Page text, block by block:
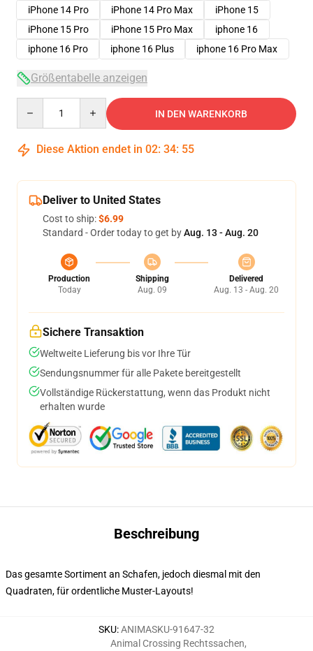
iPhone 14 Pro
iPhone 14 Pro Max
iPhone 15
iPhone 15 Pro
iPhone 15 Pro Max
iphone 16
iphone 16 Pro
iphone 16 Plus iphone 16 Pro Max
Größentabelle anzeigen
IN DEN WARENKORB
Diese Aktion endet in 02: 34: 54
Deliver to United States
Cost to ship:$6.99
Standard - Order today to get byAug. 13 - Aug. 20
Production
Today
Shipping
Aug. 09
Delivered
Aug. 13 - Aug. 20
Sichere Transaktion
Weltweite Lieferung bis vor Ihre Tür
Sendungsnummer für alle Pakete bereitgestellt
Vollständige Rückerstattung, wenn das Produkt nicht
erhalten wurde
Beschreibung
Das gesamte Sortiment an Schafen, jedoch diesmal mit den
Quadraten, für ordentliche Muster-Layouts!
SKU:ANIMASKU-91647-32
Animal Crossing Rechtssachen,